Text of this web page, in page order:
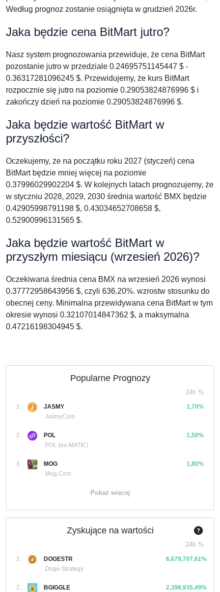
Według prognoz zostanie osiągnięta w grudzień 2026r.
Jaka będzie cena BitMart jutro?
Nasz system prognozowania przewiduje, że cena BitMart
pozostanie jutro w przedziale 0.24695751145447 $ -
0.36317281096245 $. Przewidujemy, że kurs BitMart
rozpocznie się jutro na poziomie 0.29053824876996 $ i
zakończy dzień na poziomie 0.29053824876996 $.
Jaka będzie wartość BitMart w
przyszłości?
Oczekujemy, że na początku roku 2027 (styczeń) cena
BitMart będzie mniej więcej na poziomie
0.37996029902204 $. W kolejnych latach prognozujemy, że
w styczniu 2028, 2029, 2030 średnia wartość BMX będzie
0.42905998791198 $, 0.43034652708658 $,
0.52900996131565 $.
Jaka będzie wartość BitMart w
przyszłym miesiącu (wrzesień 2026)?
Oczekiwana średnia cena BMX na wrzesień 2026 wynosi
0.37772958643956 $, czyli 636.20%. wzrostw stosunku do
obecnej ceny. Minimalna przewidywana cena BitMart w tym
okresie wynosi 0.32107014847362 $, a maksymalna
0.47216198304945 $.
Popularne Prognozy
24h %
1.
JASMY
JasmyCoin
1,70%
2.
POL
POL (ex-MATIC)
1,50%
3.
MOG
Mog Coin
1,80%
Pokaż więcej
Zyskujące na wartości
24h %
1.
DOGESTR
Doge Strategy
6,679,707,61%
2.
BGIGGLE
2,398,935,49%